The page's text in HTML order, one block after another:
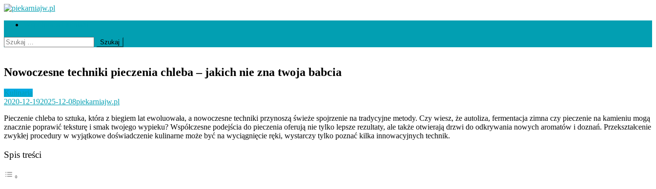
Skip
content
piekarniajw.pl
Szukaj:
Nowoczesne techniki pieczenia chleba – jakich nie zna twoja babcia
Kulinaria
2020-12-192025-12-08piekarniajw.pl
Pieczenie chleba to sztuka, która z biegiem lat ewoluowała, a nowoczesne techniki przynoszą świeże spojrzenie na tradycyjne metody. Czy wiesz, że autoliza, fermentacja zimna czy pieczenie na kamieniu mogą
znacznie poprawić teksturę i smak twojego wypieku? Współczesne podejścia do pieczenia oferują nie tylko lepsze rezultaty, ale także otwierają drzwi do odkrywania nowych aromatów i doznań. Przekształcenie
zwykłej procedury w wyjątkowe doświadczenie kulinarne może być na wyciągnięcie ręki, wystarczy tylko poznać kilka innowacyjnych technik.
Spis treści